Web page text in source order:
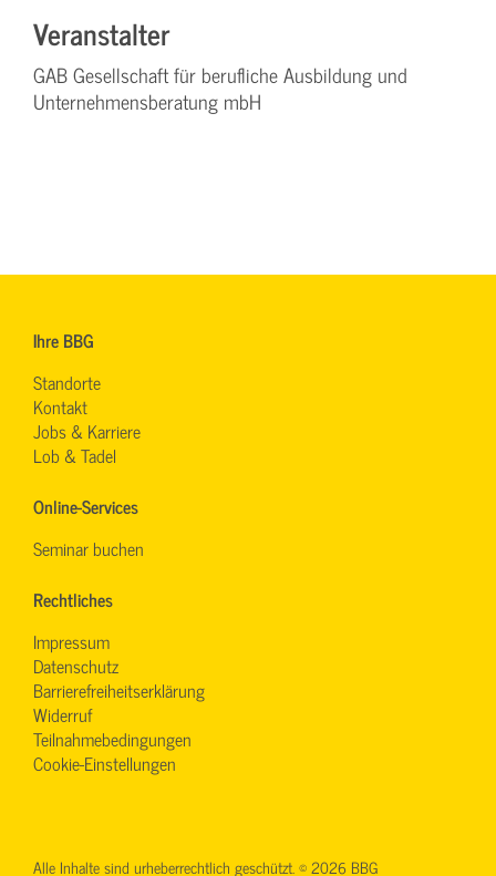
Veranstalter
GAB Gesellschaft für berufliche Ausbildung und
Unternehmensberatung mbH
Ihre BBG
Standorte
Kontakt
Jobs & Karriere
Lob & Tadel
Online-Services
Seminar buchen
Rechtliches
Impressum
Datenschutz
Barrierefreiheitserklärung
Widerruf
Teilnahmebedingungen
Cookie-Einstellungen
Alle Inhalte sind urheberrechtlich geschützt. © 2026 BBG